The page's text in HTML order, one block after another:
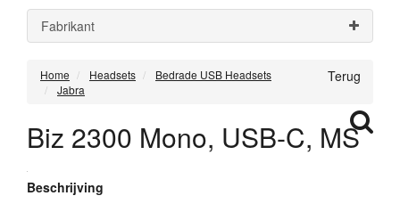
Fabrikant
Terug
Home Headsets
Bedrade USB Headsets
Jabra
Biz 2300 Mono, USB-C, MS
Beschrijving